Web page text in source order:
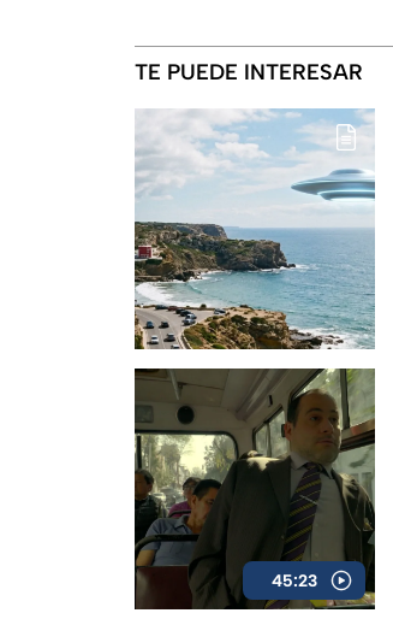
TE PUEDE INTERESAR
45:23